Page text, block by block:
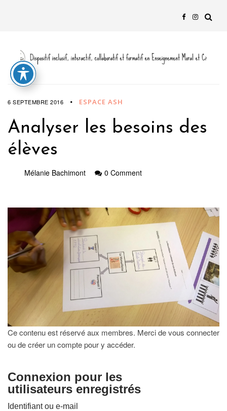
6 SEPTEMBRE 2016 ESPACE ASH
Analyser les besoins des
élèves
Mélanie Bachimont 0 Comment
Ce contenu est réservé aux membres. Merci de vous connecter
ou de créer un compte pour y accéder.
Connexion pour les
utilisateurs enregistrés
Identifiant ou e-mail